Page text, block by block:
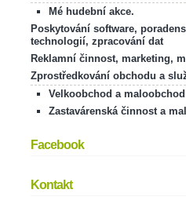
Mé hudební akce.
Poskytování software,
technologií, zpracování dat
Reklamní činnost, marketing,
Zprostředkování obchodu a
Velkoobchod a maloobchod
Zastavárenská činnost a
Facebook
Kontakt